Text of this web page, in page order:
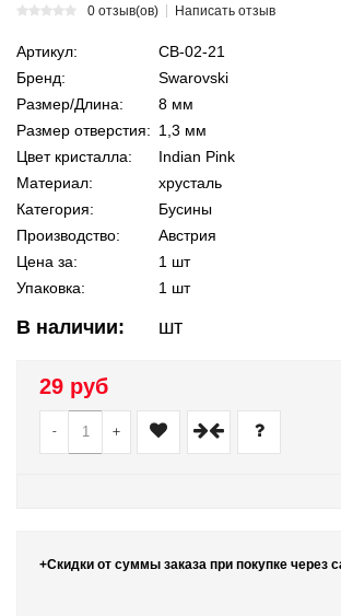
0 отзыв(ов) Написать отзыв
Артикул:
СВ-02-21
Бренд:
Swarovski
Размер/Длина:
8 мм
Размер отверстия: 1,3 мм
Цвет кристалла:
Indian Pink
Материал:
хрусталь
Категория:
Бусины
Производство:
Австрия
Цена за:
1 шт
Упаковка:
1 шт
В наличии: шт
29 руб
- +
+Скидки от суммы заказа при покупке через